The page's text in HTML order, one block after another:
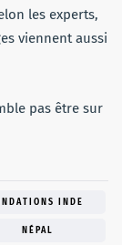
les experts,
viennent aussi
pas être sur
INDE
NÉPAL